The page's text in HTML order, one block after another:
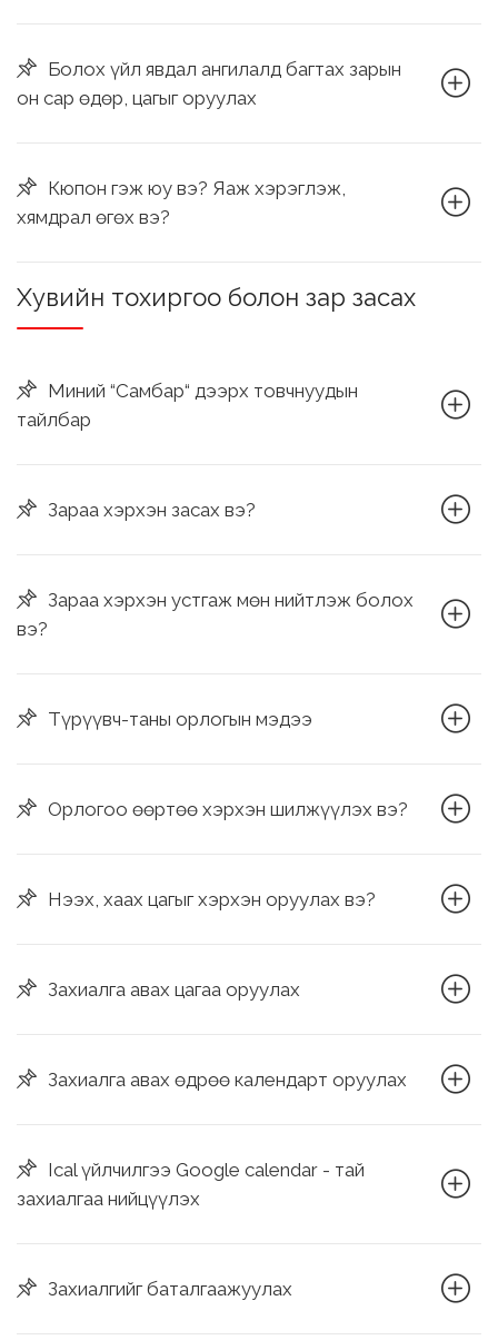
Болох үйл явдал ангилалд багтах зарын
он сар өдөр, цагыг оруулах
Кюпон гэж юу вэ? Яаж хэрэглэж,
хямдрал өгөх вэ?
Хувийн тохиргоо болон зар засах
Миний “Самбар“ дээрх товчнуудын
тайлбар
Зараа хэрхэн засах вэ?
Зараа хэрхэн устгаж мөн нийтлэж болох
вэ?
Түрүүвч-таны орлогын мэдээ
Орлогоо өөртөө хэрхэн шилжүүлэх вэ?
Нээх, хаах цагыг хэрхэн оруулах вэ?
Захиалга авах цагаа оруулах
Захиалга авах өдрөө календарт оруулах
Ical үйлчилгээ Google calendar - тай
захиалгаа нийцүүлэх
Захиалгийг баталгаажуулах